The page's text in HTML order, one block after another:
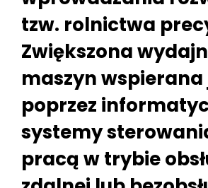
tzw. rolnictwa
Zwiększona
maszyn wspierana
poprzez
systemy
pracą w trybie